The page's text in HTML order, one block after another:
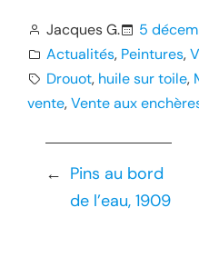
Jacques G.
5
Actualités, Peintures,
Drouot, huile sur toile,
vente, Vente aux
← Pins au bord
de l’eau, 1909